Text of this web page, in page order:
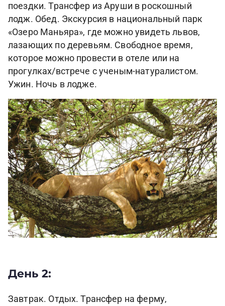
поездки. Трансфер из Аруши в роскошный
лодж. Обед. Экскурсия в национальный парк
«Озеро Маньяра», где можно увидеть львов,
лазающих по деревьям. Свободное время,
которое можно провести в отеле или на
прогулках/встрече с ученым-натуралистом.
Ужин. Ночь в лодже.
День 2:
Завтрак. Отдых. Трансфер на ферму,